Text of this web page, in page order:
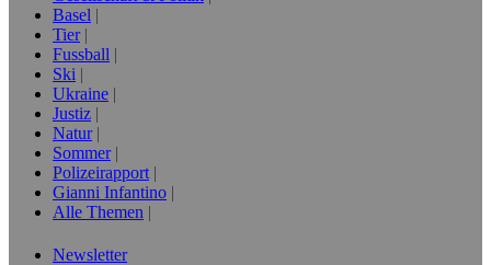
Basel
Tier
Fussball
Ski
Ukraine
Justiz
Natur
Sommer
Polizeirapport
Gianni Infantino
Alle Themen
Newsletter